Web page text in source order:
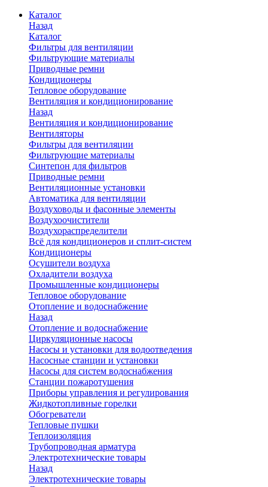
Каталог
Назад
Каталог
Фильтры для вентиляции
Фильтрующие материалы
Приводные ремни
Кондиционеры
Тепловое оборудование
Вентиляция и кондиционирование
Назад
Вентиляция и кондиционирование
Вентиляторы
Фильтры для вентиляции
Фильтрующие материалы
Синтепон для фильтров
Приводные ремни
Вентиляционные установки
Автоматика для вентиляции
Воздуховоды и фасонные элементы
Воздухоочистители
Воздухораспределители
Всё для кондиционеров и сплит-систем
Кондиционеры
Осушители воздуха
Охладители воздуха
Промышленные кондиционеры
Тепловое оборудование
Отопление и водоснабжение
Назад
Отопление и водоснабжение
Циркуляционные насосы
Насосы и установки для водоотведения
Насосные станции и установки
Насосы для систем водоснабжения
Станции пожаротушения
Приборы управления и регулирования
Жидкотопливные горелки
Обогреватели
Тепловые пушки
Теплоизоляция
Трубопроводная арматура
Электротехнические товары
Назад
Электротехнические товары